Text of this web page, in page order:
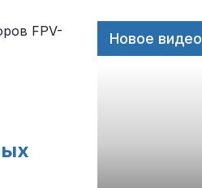
FPV-
Новое видео